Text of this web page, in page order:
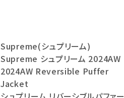
Supreme(シュプリーム)
Supreme シュプリーム 2024AW
2024AW Reversible Puffer
Jacket